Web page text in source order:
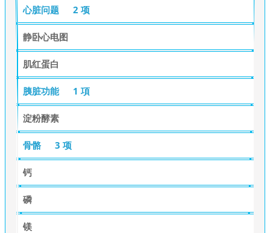
心脏问题 2 项
静卧心电图
肌红蛋白
胰脏功能 1 項
淀粉酵素
骨骼 3 项
钙
磷
镁